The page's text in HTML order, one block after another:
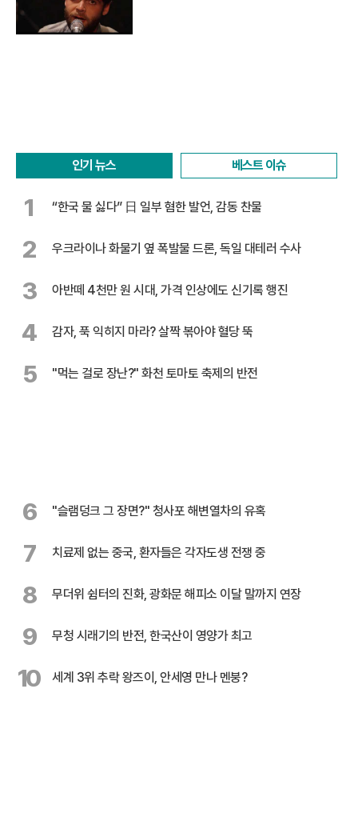
인기 뉴스 베스트 이슈
1 “한국 물 싫다” 日 일부 혐한 발언, 감동 찬물
2 우크라이나 화물기 옆 폭발물 드론, 독일 대테러 수사
3 아반떼 4천만 원 시대, 가격 인상에도 신기록 행진
4 감자, 푹 익히지 마라? 살짝 볶아야 혈당 뚝
5 "먹는 걸로 장난?" 화천 토마토 축제의 반전
6 "슬램덩크 그 장면?" 청사포 해변열차의 유혹
7 치료제 없는 중국, 환자들은 각자도생 전쟁 중
8 무더위 쉼터의 진화, 광화문 해피소 이달 말까지 연장
9 무청 시래기의 반전, 한국산이 영양가 최고
10 세계 3위 추락 왕즈이, 안세영 만나 멘붕?